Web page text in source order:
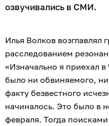
озвучивались в СМИ.
Илья Волков возглавлял
расследованием
«Изначально я приехал
было ни обвиняемого,
факту безвестного
начиналось. Это было в
февраля. Тогда